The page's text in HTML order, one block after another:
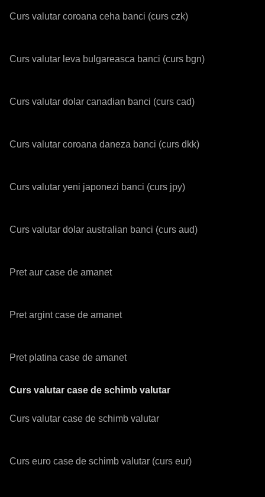
Curs valutar coroana ceha banci (curs czk)
Curs valutar leva bulgareasca banci (curs bgn)
Curs valutar dolar canadian banci (curs cad)
Curs valutar coroana daneza banci (curs dkk)
Curs valutar yeni japonezi banci (curs jpy)
Curs valutar dolar australian banci (curs aud)
Pret aur case de amanet
Pret argint case de amanet
Pret platina case de amanet
Curs valutar case de schimb valutar
Curs valutar case de schimb valutar
Curs euro case de schimb valutar (curs eur)